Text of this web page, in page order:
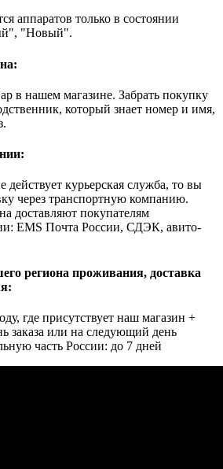
аппаратов только в состоянии
"Новый".
в нашем магазине. Забрать покупку
который знает номер и имя,
действует курьерская служба, то вы
через транспортную компанию.
доставляют покупателям
EMS Почта России, СДЭК, авито-
региона проживания, доставка
где присутствует наш магазин +
заказа или на следующий день
часть России: до 7 дней